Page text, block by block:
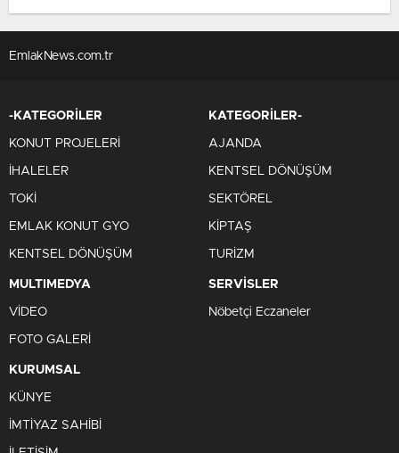
EmlakNews.com.tr
-KATEGORİLER
KONUT PROJELERİ
İHALELER
TOKİ
EMLAK KONUT GYO
KENTSEL DÖNÜŞÜM
KATEGORİLER-
AJANDA
KENTSEL DÖNÜŞÜM
SEKTÖREL
KİPTAŞ
TURİZM
MULTIMEDYA
VİDEO
FOTO GALERİ
SERVİSLER
Nöbetçi Eczaneler
KURUMSAL
KÜNYE
İMTİYAZ SAHİBİ